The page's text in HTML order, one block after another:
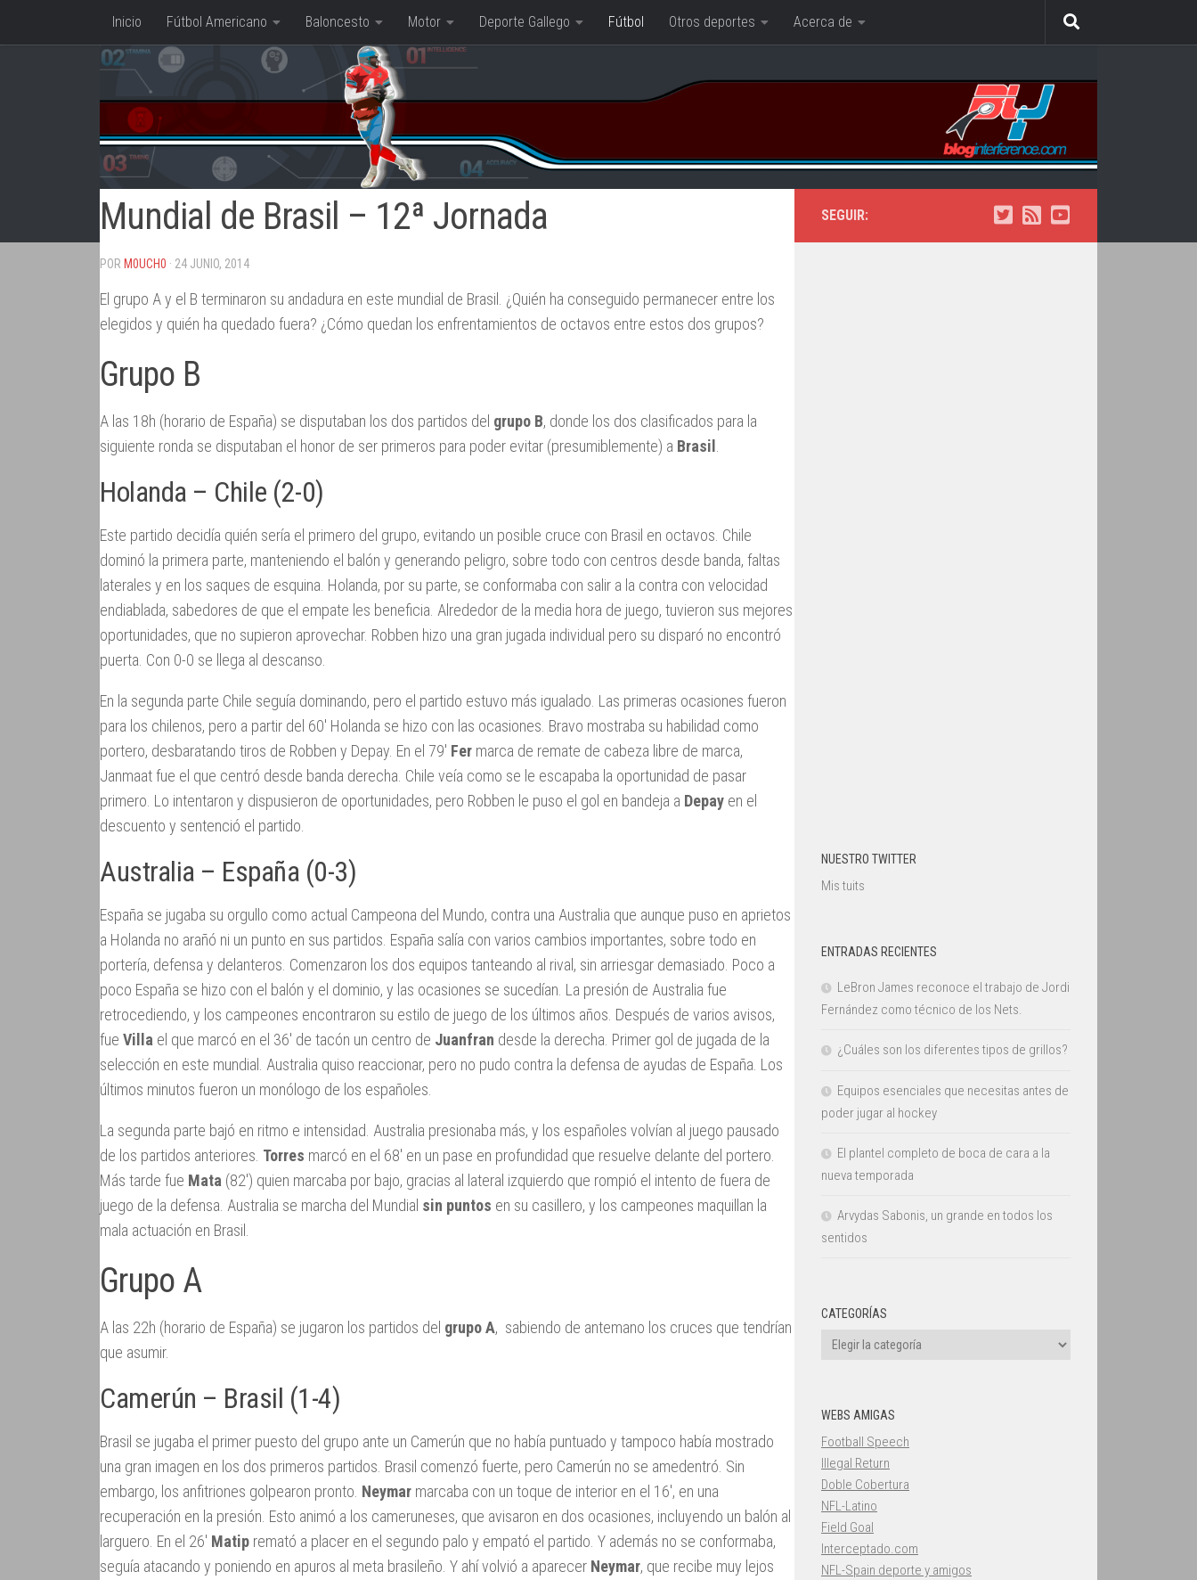
Saltar al contenido
Inicio Fútbol Americano Baloncesto Motor Deporte Gallego Fútbol Otros deportes Acerca de
Mundial de Brasil – 12ª Jornada
POR M0UCH0 · 24 JUNIO, 2014
El grupo A y el B terminaron su andadura en este mundial de Brasil. ¿Quién ha conseguido permanecer entre los
elegidos y quién ha quedado fuera? ¿Cómo quedan los enfrentamientos de octavos entre estos dos grupos?
Grupo B
A las 18h (horario de España) se disputaban los dos partidos del grupo B, donde los dos clasificados para la
siguiente ronda se disputaban el honor de ser primeros para poder evitar (presumiblemente) a Brasil .
Holanda – Chile (2-0)
Este partido decidía quién sería el primero del grupo, evitando un posible cruce con Brasil en octavos. Chile
dominó la primera parte, manteniendo el balón y generando peligro, sobre todo con centros desde banda, faltas
laterales y en los saques de esquina. Holanda, por su parte, se conformaba con salir a la contra con velocidad
endiablada, sabedores de que el empate les beneficia. Alrededor de la media hora de juego, tuvieron sus mejores
oportunidades, que no supieron aprovechar. Robben hizo una gran jugada individual pero su disparó no encontró
puerta. Con 0-0 se llega al descanso.
En la segunda parte Chile seguía dominando, pero el partido estuvo más igualado. Las primeras ocasiones fueron
para los chilenos, pero a partir del 60′ Holanda se hizo con las ocasiones. Bravo mostraba su habilidad como
portero, desbaratando tiros de Robben y Depay. En el 79′ Fer marca de remate de cabeza libre de marca,
Janmaat fue el que centró desde banda derecha. Chile veía como se le escapaba la oportunidad de pasar
primero. Lo intentaron y dispusieron de oportunidades, pero Robben le puso el gol en bandeja a Depay en el
descuento y sentenció el partido.
Australia – España (0-3)
España se jugaba su orgullo como actual Campeona del Mundo, contra una Australia que aunque puso en aprietos
a Holanda no arañó ni un punto en sus partidos. España salía con varios cambios importantes, sobre todo en
portería, defensa y delanteros. Comenzaron los dos equipos tanteando al rival, sin arriesgar demasiado. Poco a
poco España se hizo con el balón y el dominio, y las ocasiones se sucedían. La presión de Australia fue
retrocediendo, y los campeones encontraron su estilo de juego de los últimos años. Después de varios avisos,
fue Villa el que marcó en el 36′ de tacón un centro de Juanfran desde la derecha. Primer gol de jugada de la
selección en este mundial. Australia quiso reaccionar, pero no pudo contra la defensa de ayudas de España. Los
últimos minutos fueron un monólogo de los españoles.
La segunda parte bajó en ritmo e intensidad. Australia presionaba más, y los españoles volvían al juego pausado
de los partidos anteriores. Torres marcó en el 68′ en un pase en profundidad que resuelve delante del portero.
Más tarde fue Mata (82′) quien marcaba por bajo, gracias al lateral izquierdo que rompió el intento de fuera de
juego de la defensa. Australia se marcha del Mundial sin puntos en su casillero, y los campeones maquillan la
mala actuación en Brasil.
Grupo A
A las 22h (horario de España) se jugaron los partidos del grupo A, sabiendo de antemano los cruces que tendrían
que asumir.
Camerún – Brasil (1-4)
Brasil se jugaba el primer puesto del grupo ante un Camerún que no había puntuado y tampoco había mostrado
una gran imagen en los dos primeros partidos. Brasil comenzó fuerte, pero Camerún no se amedentró. Sin
embargo, los anfitriones golpearon pronto. Neymar marcaba con un toque de interior en el 16′, en una
recuperación en la presión. Esto animó a los cameruneses, que avisaron en dos ocasiones, incluyendo un balón al
larguero. En el 26′ Matip remató a placer en el segundo palo y empató el partido. Y además no se conformaba,
seguía atacando y poniendo en apuros al meta brasileño. Y ahí volvió a aparecer Neymar, que recibe muy lejos
SEGUIR:
NUESTRO TWITTER
Mis tuits
ENTRADAS RECIENTES
LeBron James reconoce el trabajo de Jordi
Fernández como técnico de los Nets.
¿Cuáles son los diferentes tipos de grillos?
Equipos esenciales que necesitas antes de
poder jugar al hockey
El plantel completo de boca de cara a la
nueva temporada
Arvydas Sabonis, un grande en todos los
sentidos
CATEGORÍAS
Categorías
WEBS AMIGAS
Football Speech
Illegal Return
Doble Cobertura
NFL-Latino
Field Goal
Interceptado.com
NFL-Spain deporte y amigos